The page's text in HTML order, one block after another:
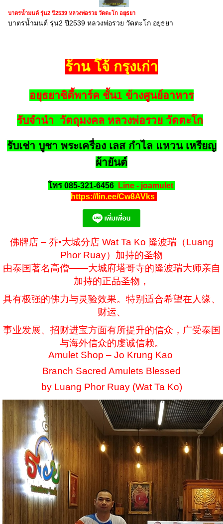
บาตรน้ำมนต์ รุ่น2 ปี2539 หลวงพ่อรวย วัดตะโก อยุธยา
บาตรน้ำมนต์ รุ่น2 ปี2539 หลวงพ่อรวย วัดตะโก อยุธยา
ร้าน โจ้ กรุงเก่า
อยุธยาซิตี้พาร์ค ชั้น1 ข้างศูนย์อาหาร
รับจำนำ วัตถุมงคล หลวงพ่อรวย วัดตะโก
รับเช่า บูชา พระเครื่อง เลส กำไล แหวน เหรียญ
ผ้ายันต์
โทร 085-321-6456 Line - joamulet
https://lin.ee/Cw8AVks
佛牌店 – 乔•大城分店 Wat Ta Ko 隆波瑞（Luang
Phor Ruay）加持的圣物
由泰国著名高僧——大城府塔哥寺的隆波瑞大师亲自
加持的正品圣物，
具有极强的佛力与灵验效果。特别适合希望在人缘、
财运、
事业发展、招财进宝方面有所提升的信众，广受泰国
与海外信众的虔诚信赖。
Amulet Shop – Jo Krung Kao
Branch Sacred Amulets Blessed
by Luang Phor Ruay (Wat Ta Ko)